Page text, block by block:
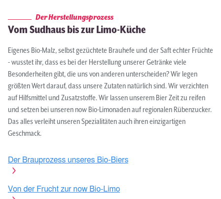
Eigenes Bio-Malz, selbst gezüchtete Brauhefe und der Saft echter Früchte
- wusstet ihr, dass es bei der Herstellung unserer Getränke viele
Besonderheiten gibt, die uns von anderen unterscheiden? Wir legen
größten Wert darauf, dass unsere Zutaten natürlich sind. Wir verzichten
auf Hilfsmittel und Zusatzstoffe. Wir lassen unserem Bier Zeit zu reifen
und setzen bei unseren now Bio-Limonaden auf regionalen Rübenzucker.
Das alles verleiht unseren Spezialitäten auch ihren einzigartigen
Geschmack.
Der Brauprozess unseres Bio-Biers
Von der Frucht zur now Bio-Limo